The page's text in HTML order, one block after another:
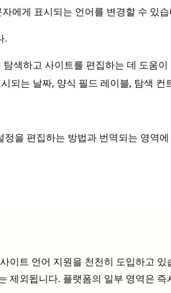
에게 표시되는 언어를 변경할 수 있습
.
색하고 사이트를 편집하는 데 도움이
되는 날짜, 양식 필드 레이블, 탐색
을 편집하는 방법과 번역되는 영역
이트 언어 지원을 천천히 도입하고
제외됩니다. 플랫폼의 일부 영역은 즉